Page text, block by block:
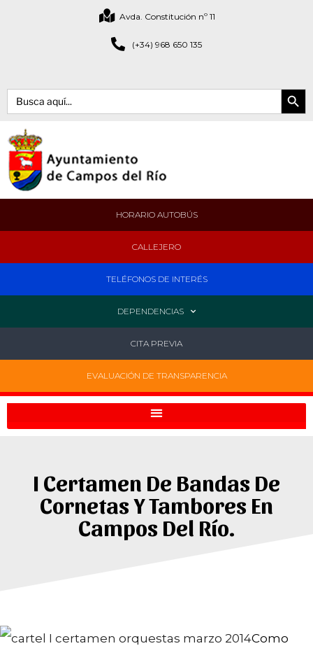
Avda. Constitución nº 11
(+34) 968 650 135
Buscar: Botón de
HORARIO AUTOBÚS
CALLEJERO
TELÉFONOS DE INTERÉS
DEPENDENCIAS
CITA PREVIA
EVALUACIÓN DE TRANSPARENCIA
I Certamen De Bandas De
Cornetas Y Tambores En
Campos Del Río.
Como